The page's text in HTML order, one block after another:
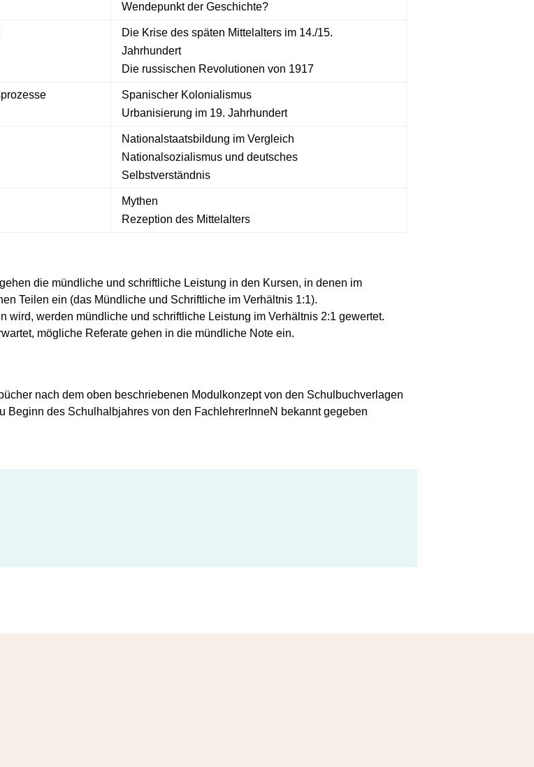
Wendepunkt der Geschichte?
Die Krise des späten Mittelalters im 14./15.
Jahrhundert
Die russischen Revolutionen von 1917
Spanischer Kolonialismus
Urbanisierung im 19. Jahrhundert
Nationalstaatsbildung im Vergleich
Nationalsozialismus und deutsches
Selbstverständnis
Mythen
Rezeption des Mittelalters
die mündliche und schriftliche Leistung in den Kursen, in denen im
Teilen ein (das Mündliche und Schriftliche im Verhältnis 1:1).
wird, werden mündliche und schriftliche Leistung im Verhältnis 2:1 gewertet.
mögliche Referate gehen in die mündliche Note ein.
nach dem oben beschriebenen Modulkonzept von den Schulbuchverlagen
Beginn des Schulhalbjahres von den FachlehrerInneN bekannt gegeben